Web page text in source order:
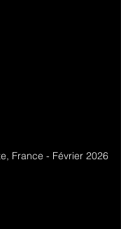
France - Février 2026